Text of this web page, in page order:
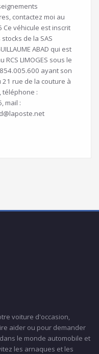
contactez moi au
Ce véhicule est inscrit
de la SAS
ABAD qui est
RCS LIMOGES sous le
ayant son
21 rue de la couture à
téléphone :
mail :
voiture d'occasion,
aider ou pour demander
le monde automobile et
les arnaques et les